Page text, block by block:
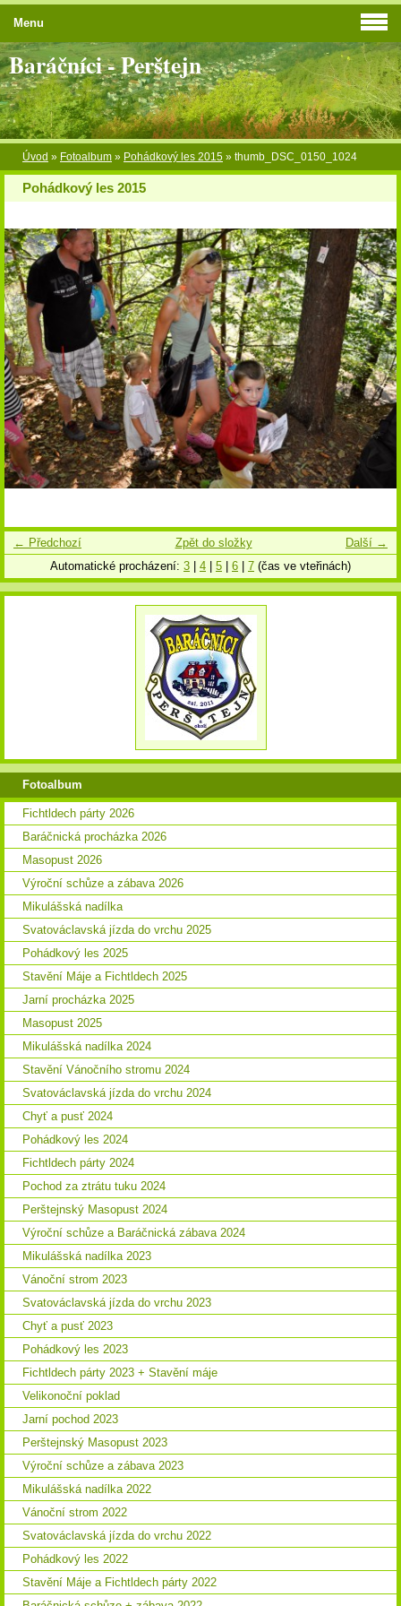
Baráčníci - Perštejn
Úvod » Fotoalbum » Pohádkový les 2015 » thumb_DSC_0150_1024
Pohádkový les 2015
← Předchozí Další →
Zpět do složky
Automatické procházení: 3 4 5 6 7 (čas ve vteřinách)
Menu
Fotoalbum
Fichtldech párty 2026
Baráčnická procházka 2026
Masopust 2026
Výroční schůze a zábava 2026
Mikulášská nadílka
Svatováclavská jízda do vrchu 2025
Pohádkový les 2025
Stavění Máje a Fichtldech 2025
Jarní procházka 2025
Masopust 2025
Mikulášská nadílka 2024
Stavění Vánočního stromu 2024
Svatováclavská jízda do vrchu 2024
Chyť a pusť 2024
Pohádkový les 2024
Fichtldech párty 2024
Pochod za ztrátu tuku 2024
Perštejnský Masopust 2024
Výroční schůze a Baráčnická zábava 2024
Mikulášská nadílka 2023
Vánoční strom 2023
Svatováclavská jízda do vrchu 2023
Chyť a pusť 2023
Pohádkový les 2023
Fichtldech párty 2023 + Stavění máje
Velikonoční poklad
Jarní pochod 2023
Perštejnský Masopust 2023
Výroční schůze a zábava 2023
Mikulášská nadílka 2022
Vánoční strom 2022
Svatováclavská jízda do vrchu 2022
Pohádkový les 2022
Stavění Máje a Fichtldech párty 2022